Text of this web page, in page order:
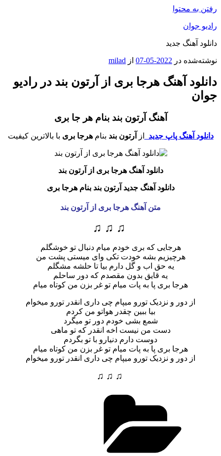
رفتن به محتوا
رادیو جوان
دانلود آهنگ جدید
نوشته‌شده در 2022-05-07 از milad
دانلود آهنگ هرجا بری از آرتون بند در رادیو
جوان
آهنگ آرتون بند بنام هر جا بری
دانلود آهنگ پاپ جدید از آرتون بند بنامهرجا بری با بالاترین کیفیت
دانلود آهنگ هرجا بری از آرتون بند
دانلود آهنگ جدید آرتون بند بنامهرجا بری
متن آهنگ هرجا بری از آرتون بند
♫ ♫ ♫
هرجایی که بری خودم میام دنبال تو خوشگلم
هرچیزیم بشه خودت تکی وای میستی پشت من
یه حق اب و گل دارم بیا تا حلشه مشگلم
یه قایق بدون مقصدم که دور ساحلم
هرجا بری پا به پات میام تو غر بزن من کوتاه میام
از دور و نزدیک تورو میپام چی داری انقدر تورو میخوام
بیا ببین چقدر هواتو من کردم
شمع بشی خودم دور تو میگرد
دست من نیست اخه انقدر که تو ماهی
دوست دارم دنیارو با تو بگردم
هرجا بری پا به پات میام تو غر بزن من کوتاه میام
از دور و نزدیک تورو میپام چی داری انقدر تورو میخوام
♫ ♫ ♫